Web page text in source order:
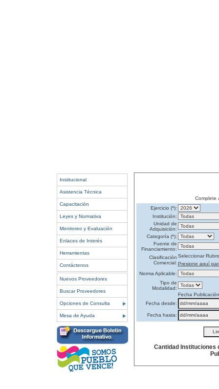
Institucional
Asistencia Técnica
Capacitación
Leyes y Normativa
Monitoreo y Evaluación
Enlaces de Interés
Herramientas
Contáctenos
Nuevos Proveedores
Buscar Proveedores
Opciones de Consulta
Mesa de Ayuda
Complete
Ejercicio (*):
Institución:
Unidad de
Adquisición:
Categoría (*):
Fuente de
Financiamiento:
Clasificación
Comercial:
Seleccionar Rubro
Presione aquí
Norma Aplicable:
Tipo de
Modalidad:
Fecha Publicación
Fecha desde:
Fecha hasta:
Cantidad Instituciones